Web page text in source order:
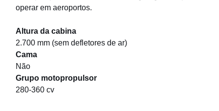
operar em aeroportos.
Altura da cabina
2.700 mm (sem defletores de ar)
Cama
Não
Grupo motopropulsor
280-360 cv